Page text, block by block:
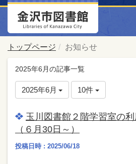
トップページ お知らせ
2025年6月の記事一覧
2025年6月 10件
玉川図書館２階学習室の
（６月30日～）
投稿日時 : 2025/06/18